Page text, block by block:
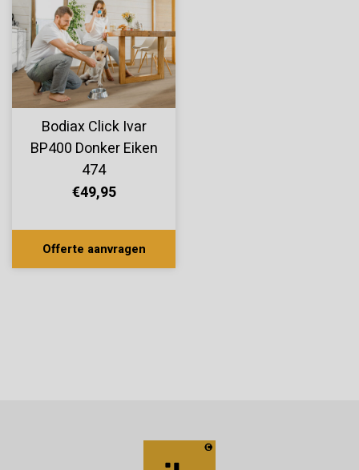
Bodiax Click Ivar
BP400 Donker Eiken
474
€49,95
Offerte aanvragen